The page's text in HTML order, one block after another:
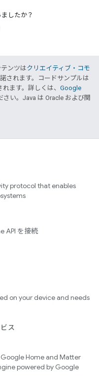
したか？
ンツはクリエイティブ・コモ
されます。コードサンプルは
ます。詳しくは、 Google
さい。Java は Oracle および関
protocol that enables
API を接続
on your device and needs
ス
Home and Matter
powered by Google